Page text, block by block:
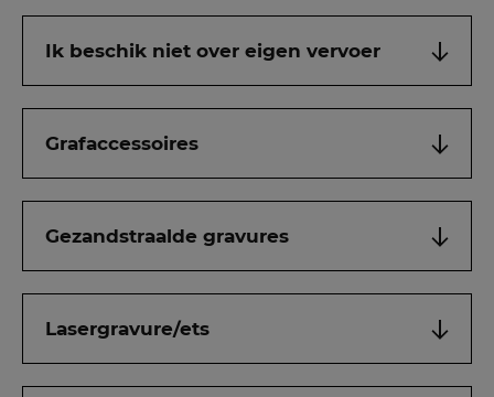
Ik beschik niet over eigen vervoer
Grafaccessoires
Gezandstraalde gravures
Lasergravure/ets